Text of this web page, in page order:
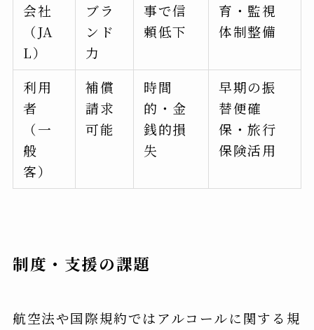
会社
（JA
L）
ブラ
ンド
力
事で信
頼低下
育・監視
体制整備
利用
者
（一
般
客）
補償
請求
可能
時間
的・金
銭的損
失
早期の振
替便確
保・旅行
保険活用
制度・支援の課題
航空法や国際規約ではアルコールに関する規